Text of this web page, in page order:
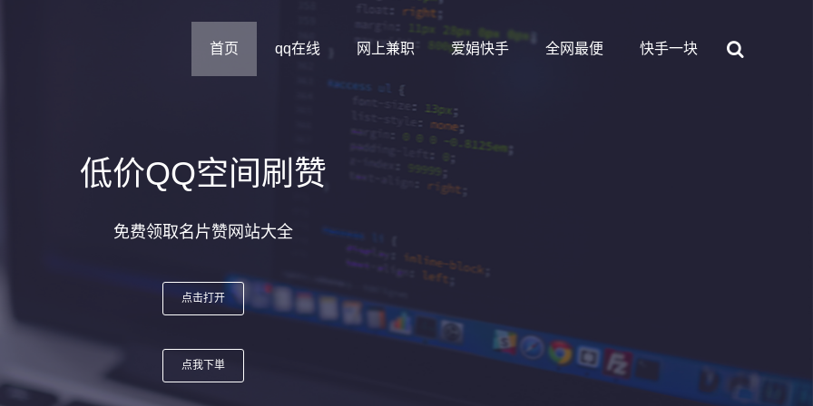
首页 qq在线 网上兼职 爱娟快手 全网最便 快手一块
低价QQ空间刷赞
点击打开
点我下単